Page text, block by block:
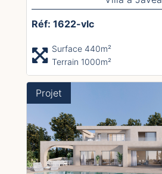
Réf: 1622-vlc
Surface 440m²
Terrain 1000m²
Projet